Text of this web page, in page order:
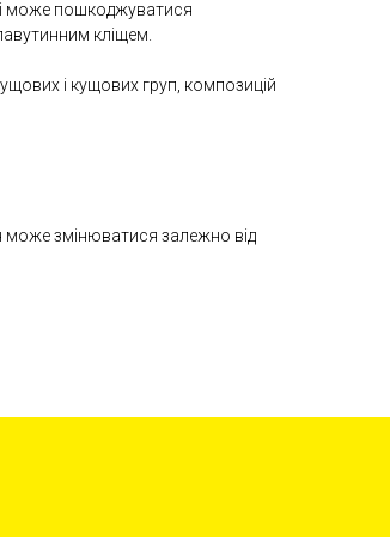
може пошкоджуватися
кліщем.
і кущових груп, композицій
може змінюватися залежно від